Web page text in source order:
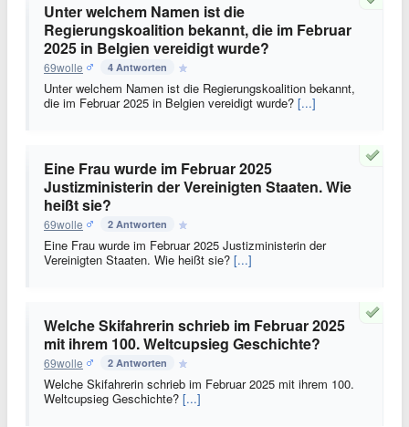
Unter welchem Namen ist die
Regierungskoalition bekannt, die im Februar
2025 in Belgien vereidigt wurde?
69wolle 4 Antworten
Unter welchem Namen ist die Regierungskoalition bekannt,
die im Februar 2025 in Belgien vereidigt wurde? [...]
Eine Frau wurde im Februar 2025
Justizministerin der Vereinigten Staaten. Wie
heißt sie?
69wolle 2 Antworten
Eine Frau wurde im Februar 2025 Justizministerin der
Vereinigten Staaten. Wie heißt sie? [...]
Welche Skifahrerin schrieb im Februar 2025
mit ihrem 100. Weltcupsieg Geschichte?
69wolle 2 Antworten
Welche Skifahrerin schrieb im Februar 2025 mit ihrem 100.
Weltcupsieg Geschichte? [...]